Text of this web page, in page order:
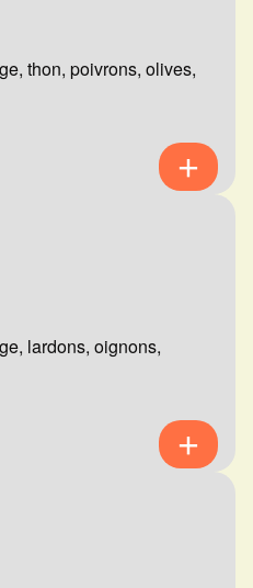
thon, poivrons, olives,
lardons, oignons,